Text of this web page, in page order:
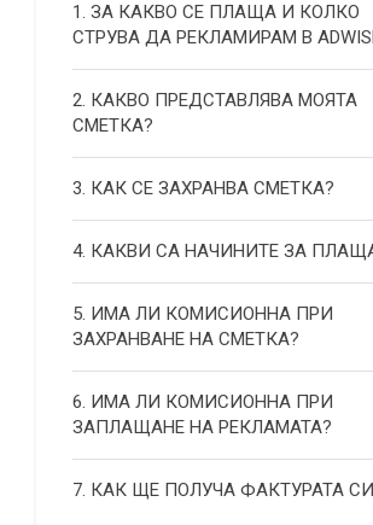
1. ЗА КАКВО СЕ ПЛАЩА И КОЛКО
СТРУВА ДА РЕКЛАМИРАМ В
2. КАКВО ПРЕДСТАВЛЯВА МОЯТА
СМЕТКА?
3. КАК СЕ ЗАХРАНВА СМЕТКА?
4. КАКВИ СА НАЧИНИТЕ ЗА
5. ИМА ЛИ КОМИСИОННА ПРИ
ЗАХРАНВАНЕ НА СМЕТКА?
6. ИМА ЛИ КОМИСИОННА ПРИ
ЗАПЛАЩАНЕ НА РЕКЛАМАТА?
7. КАК ЩЕ ПОЛУЧА ФАКТУРАТА